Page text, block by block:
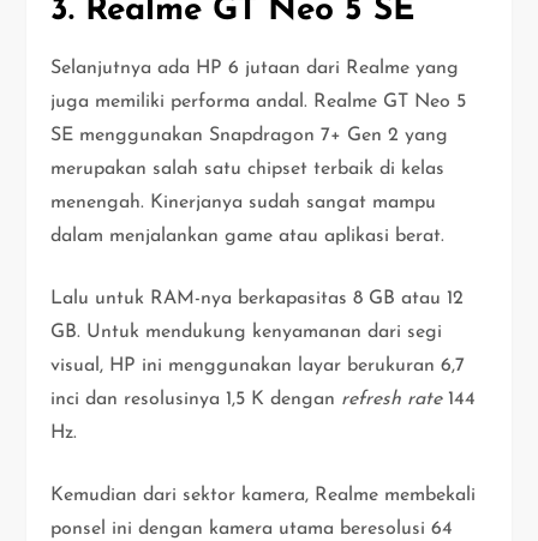
3. Realme GT Neo 5 SE
Selanjutnya ada HP 6 jutaan dari Realme yang
juga memiliki performa andal. Realme GT Neo 5
SE menggunakan Snapdragon 7+ Gen 2 yang
merupakan salah satu chipset terbaik di kelas
menengah. Kinerjanya sudah sangat mampu
dalam menjalankan game atau aplikasi berat.
Lalu untuk RAM-nya berkapasitas 8 GB atau 12
GB. Untuk mendukung kenyamanan dari segi
visual, HP ini menggunakan layar berukuran 6,7
inci dan resolusinya 1,5 K dengan refresh rate144
Hz.
Kemudian dari sektor kamera, Realme membekali
ponsel ini dengan kamera utama beresolusi 64